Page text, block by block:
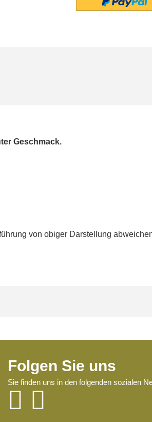
Geschmack.
von obiger Darstellung
Folgen Sie uns
Sie finden uns in den folgenden sozialen